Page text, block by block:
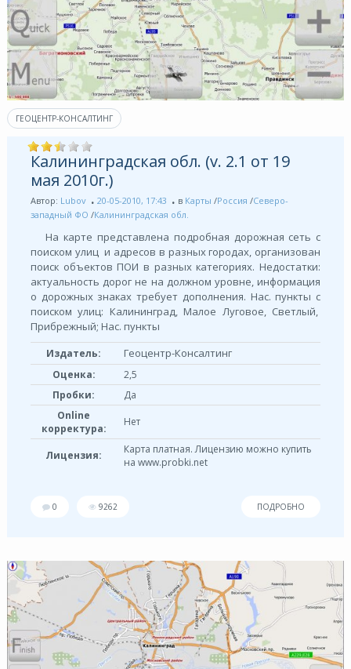
ГЕОЦЕНТР-КОНСАЛТИНГ
Калининградская обл. (v. 2.1 от 19
мая 2010г.)
Автор: Lubov 20-05-2010, 17:43 в Карты /Россия /Северо-
западный ФО /Калининградская обл.
На карте представлена подробная дорожная сеть с
поиском улиц и адресов в разных городах, организован
поиск объектов ПОИ в разных категориях. Недостатки:
актуальность дорог не на должном уровне, информация
о дорожных знаках требует дополнения. Нас. пункты с
поиском улиц: Калининград, Малое Луговое, Светлый,
Прибрежный; Нас. пункты
Издатель: Геоцентр-Консалтинг
Оценка:
2,5
Пробки:
Да
Online
корректура:
Нет
Лицензия:
Карта платная. Лицензию можно купить
на www.probki.net
0 9262 ПОДРОБНО